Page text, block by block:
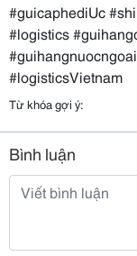
#guicaphediUc
#logistics
#logisticsVietnam
Từ khóa gợi ý:
Bình luận